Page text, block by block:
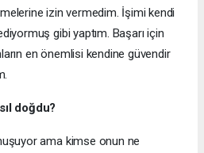
izin vermedim. İşimi kendi
gibi yaptım. Başarı için
en önemlisi kendine güvendir
doğdu?
ama kimse onun ne